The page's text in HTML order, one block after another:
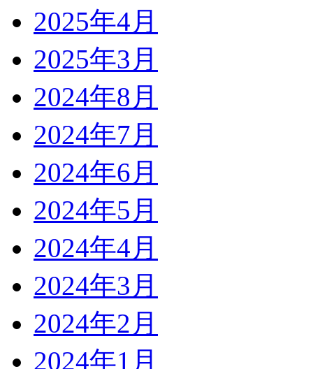
2025年4月
2025年3月
2024年8月
2024年7月
2024年6月
2024年5月
2024年4月
2024年3月
2024年2月
2024年1月